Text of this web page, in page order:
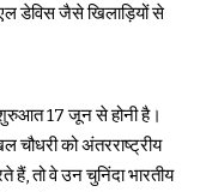
डेविस जैसे खिलाड़ियों से
17 जून से होनी है।
चौधरी को अंतरराष्ट्रीय
हैं, तो वे उन चुनिंदा भारतीय